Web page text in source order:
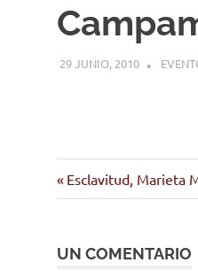
29 JUNIO, 2010
Navegación
entradas
Entrada
anterior:
Esclavitud, Marieta
UN COMENTARIO